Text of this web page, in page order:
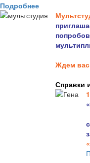
Подробнее
Ждем вас
Справки